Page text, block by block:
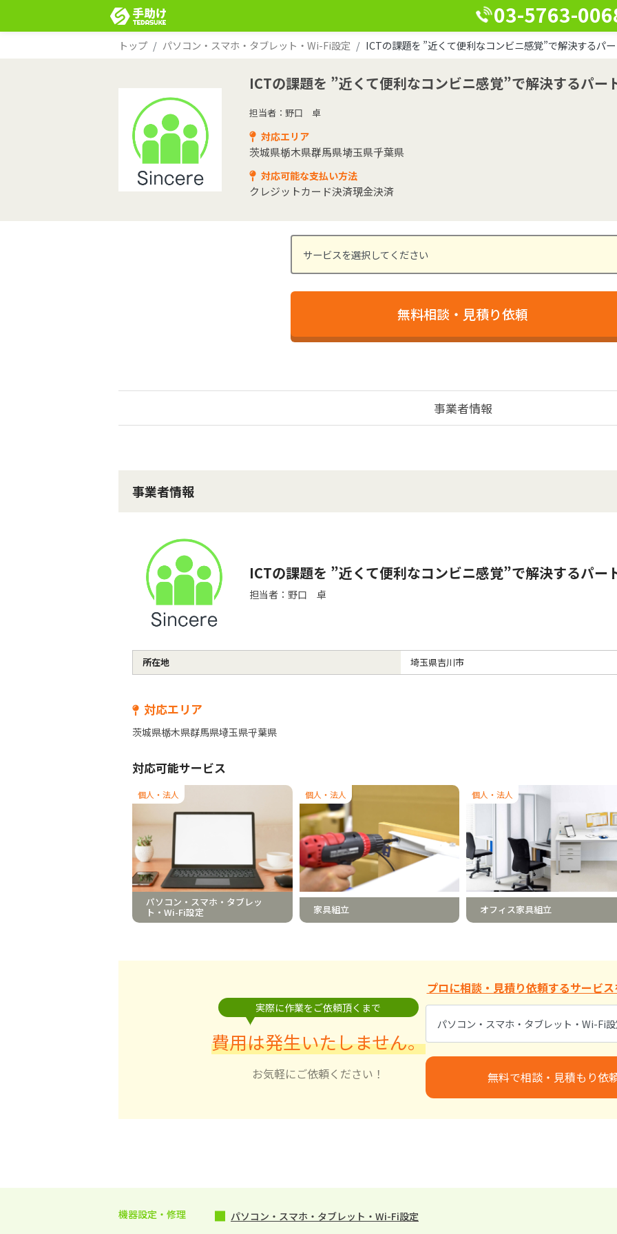
03-5763-
トップ パソコン・スマホ・タブレット・Wi-Fi設定 ICTの課題を ”近くて便利なコンビニ感覚”で解決するパ
ICTの課題を ”近くて便利なコンビニ感覚”で解決するパ
担当者：野口 卓
対応エリア
茨城県栃木県群馬県埼玉県千葉県
対応可能な支払い方法
クレジットカード決済現金決済
無料相談・見積り依頼
事業者情報
事業者情報
ICTの課題を ”近くて便利なコンビニ感覚”で解決するパ
担当者：野口 卓
所在地 埼玉県吉川市
対応エリア
茨城県栃木県群馬県埼玉県千葉県
対応可能サービス
個人・法人
パソコン・スマホ・タブレッ
ト・Wi-Fi設定
個人・法人
家具組立
個人・法人
オフィス家具組立
実際に作業をご依頼頂くまで
費用は発生いたしません。
お気軽にご依頼ください！
プロに相談・見積り依頼するサービ
無料で相談・見積もり依
機器設定・修理 パソコン・スマホ・タブレット・Wi-Fi設定